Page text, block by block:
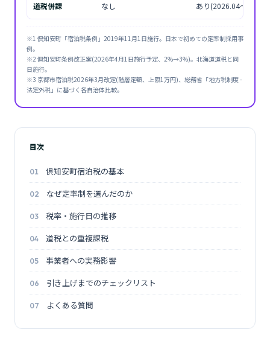
道税併課 なし あり(2026.04〜)
※1 倶知安町「宿泊税条例」2019年11月1日施行。日本で初めての定率制採用事
例。
※2 倶知安町条例改正案(2026年4月1日施行予定、2%→3%)。北海道道税と同
日施行。
※3 京都市宿泊税2026年3月改定(階層定額、上限1万円)、総務省「地方税制度 -
法定外税」に基づく各自治体比較。
目次
倶知安町宿泊税の基本
なぜ定率制を選んだのか
税率・施行日の推移
道税との重複課税
事業者への実務影響
引き上げまでのチェックリスト
よくある質問